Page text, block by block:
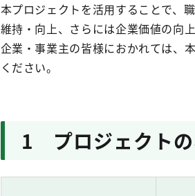
本プロジェクトを活用することで、
維持・向上、さらには企業価値の向
企業・事業主の皆様におかれては、
ください。
1 プロジェクト